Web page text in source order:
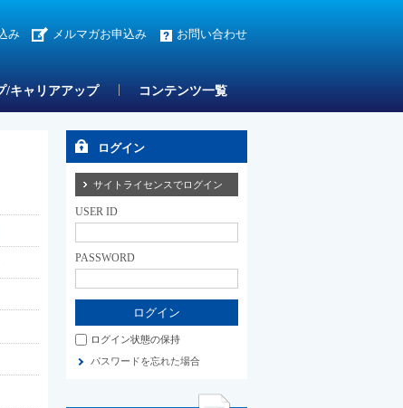
み メルマガお申込み お問い合わせ
/キャリアアップ コンテンツ一覧
ログイン
サイトライセンスでログイン
USER ID
PASSWORD
ログイン状態の保持
パスワードを忘れた場合